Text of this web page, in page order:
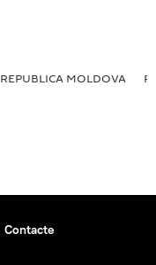
REPUBLICA MOLDOVA
Contacte